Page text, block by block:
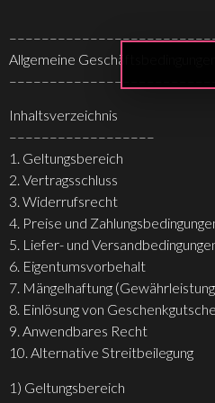
Allgemeine
Inhaltsverzeichnis
––––––––––––––––––
1. Geltungsbereich
2. Vertragsschluss
3. Widerrufsrecht
4. Preise und
5. Liefer- und
6. Eigentumsvorbehalt
7. Mängelhaftung
8. Einlösung von
9. Anwendbares Recht
10. Alternative Streitbeilegung
1) Geltungsbereich